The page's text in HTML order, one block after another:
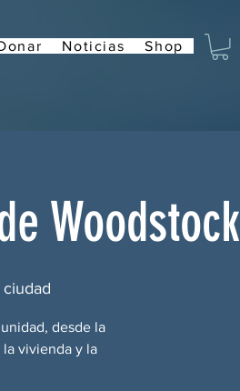
Noticias Shop
Woodstock
desde la
vivienda y la